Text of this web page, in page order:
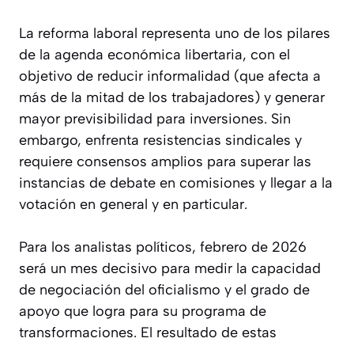
La reforma laboral representa uno de los pilares
de la agenda económica libertaria, con el
objetivo de reducir informalidad (que afecta a
más de la mitad de los trabajadores) y generar
mayor previsibilidad para inversiones. Sin
embargo, enfrenta resistencias sindicales y
requiere consensos amplios para superar las
instancias de debate en comisiones y llegar a la
votación en general y en particular.
Para los analistas políticos, febrero de 2026
será un mes decisivo para medir la capacidad
de negociación del oficialismo y el grado de
apoyo que logra para su programa de
transformaciones. El resultado de estas